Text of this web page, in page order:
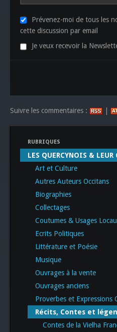
Prévenez-moi de tous les
cette discussion par email
Je veux recevoir la
Suivre les commentaires : |
RUBRIQUES
LES QUERCYNOIS & LEUR
Art et Culture
Autres Auteurs Occitans
Biographies
Collectages
Coutumes & Usages
Ecrits Politiques
Littérature et Poésie
Musique
Ouvrages à la vente
Ouvrages anciens
Proverbes et Expressions
Récits, Contes et
Contes de la Vielha